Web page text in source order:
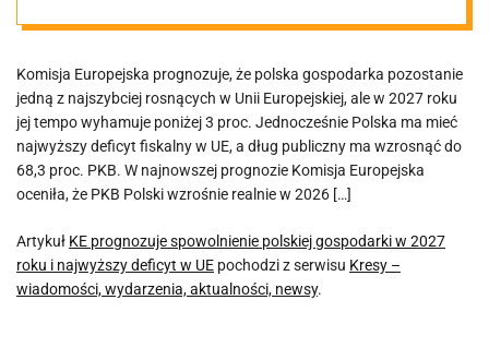
2027 roku i
najwyższy
deficyt w UE
Komisja Europejska prognozuje, że polska gospodarka pozostanie
jedną z najszybciej rosnących w Unii Europejskiej, ale w 2027 roku
jej tempo wyhamuje poniżej 3 proc. Jednocześnie Polska ma mieć
najwyższy deficyt fiskalny w UE, a dług publiczny ma wzrosnąć do
68,3 proc. PKB. W najnowszej prognozie Komisja Europejska
oceniła, że PKB Polski wzrośnie realnie w 2026 […]
Artykuł KE prognozuje spowolnienie polskiej gospodarki w 2027
roku i najwyższy deficyt w UE pochodzi z serwisu Kresy –
wiadomości, wydarzenia, aktualności, newsy.